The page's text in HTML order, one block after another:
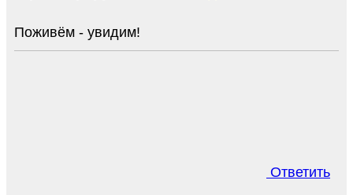
Поживём - увидим!
Ответить